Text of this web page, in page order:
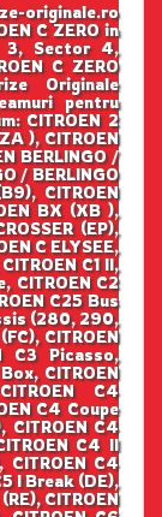
originale.ro
C ZERO in
3, Sector 4,
C ZERO
Originale
pentru
CITROEN 2
), CITROEN
BERLINGO /
/ BERLINGO
CITROEN
BX (XB ),
(EP),
C ELYSEE,
C1 II,
CITROEN C2
C25 Bus
(280, 290,
CITROEN
C3 Picasso,
CITROEN
C4
C4 Coupe
CITROEN C4
C4 II
CITROEN C4
I Break (DE),
CITROEN